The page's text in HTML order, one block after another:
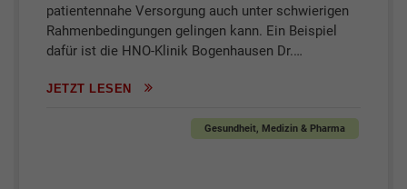
patientennahe Versorgung auch unter schwierigen
Rahmenbedingungen gelingen kann. Ein Beispiel
dafür ist die HNO-Klinik Bogenhausen Dr.…
JETZT LESEN
Gesundheit, Medizin & Pharma